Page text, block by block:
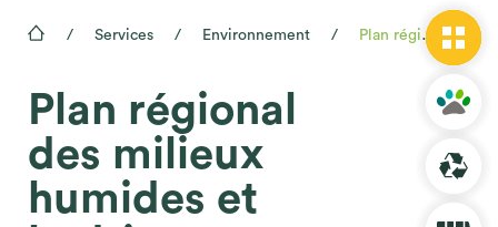
Services Environnement Plan régional des milieux humides et hydriques
Plan régional
des milieux
humides et